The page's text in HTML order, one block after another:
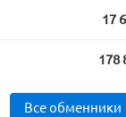
17
178
Все обменники